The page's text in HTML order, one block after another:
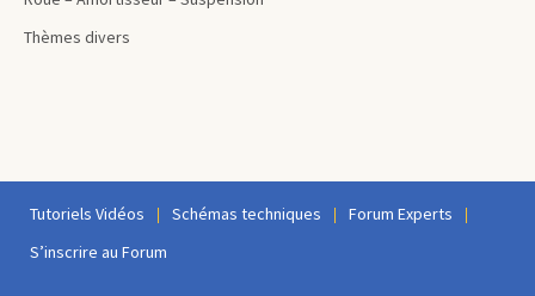
Thèmes divers
Tutoriels Vidéos Schémas techniques
Forum Experts
S’inscrire au Forum